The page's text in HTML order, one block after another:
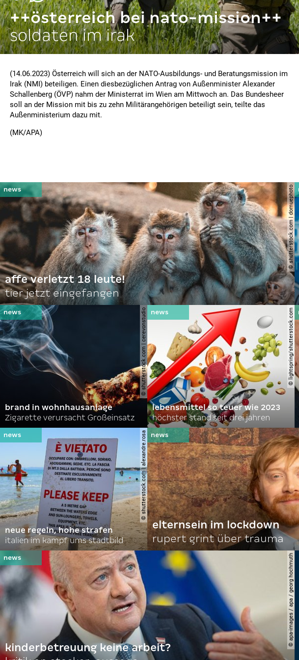
++österreich bei nato-mission++
soldaten im irak
(14.06.2023) Österreich will sich an der NATO-Ausbildungs- und Beratungsmission im
Irak (NMI) beteiligen. Einen diesbezüglichen Antrag von Außenminister Alexander
Schallenberg (ÖVP) nahm der Ministerrat im Wien am Mittwoch an. Das Bundesheer
soll an der Mission mit bis zu zehn Militärangehörigen beteiligt sein, teilte das
Außenministerium dazu mit.
(MK/APA)
© shutterstock.com | domuephoto
affe verletzt 18 leute!
tier jetzt eingefangen
© shutterstock.com | cerevonstudio
brand in wohnhausanlage
Zigarette verursacht Großeinsatz
© lightspring/shutterstock.com
lebensmittel so teuer wie 2023
höchster stand seit drei jahren
© shutterstock.com | alexandre.rosa
neue regeln, hohe strafen
italien im kampf ums stadtbild
elternsein im lockdown
rupert grint über trauma
© apa-images / apa / georg hochmuth
kinderbetreuung keine arbeit?